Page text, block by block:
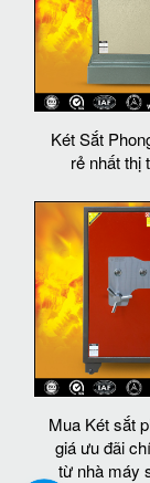
Két Sắt
rẻ nhất thị
Mua Két sắt
giá ưu đãi
từ nhà máy